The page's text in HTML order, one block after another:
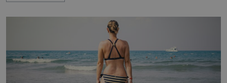
Nezvláčňují je žádné mazové žlázy, proto jsou
rty mnohem choulostivější a náchylné k
vysychání a praskání. Balzám na rty je proto
nutnou základní výbavou, pokud chce